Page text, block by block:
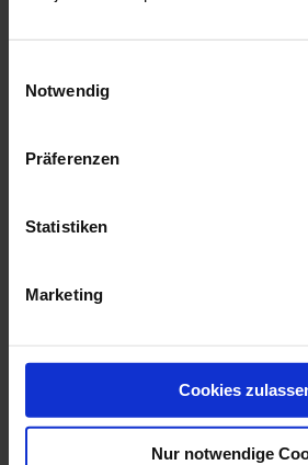
Notwendig
Präferenzen
Statistiken
Marketing
Cookies
Nur notwendige
Without Gold,...
$990.00
Bird
we think you’ll